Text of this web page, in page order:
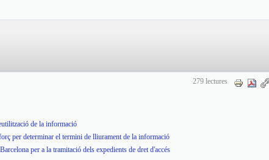
279 lectures
de la informació
per determinar el termini de lliurament de la informació
per a la tramitació dels expedients de dret d'accés